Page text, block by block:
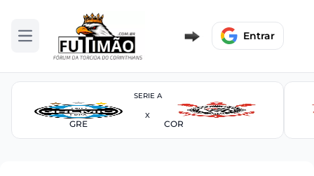
Abrir menu Entrar
SERIE A
GRE
X
COR